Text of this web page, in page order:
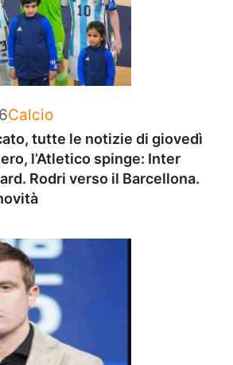
Categorie
Calcio
tutte le notizie di giovedì
l’Atletico spinge: Inter
Rodri verso il Barcellona.